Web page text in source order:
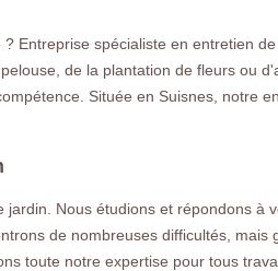
Entreprise spécialiste en entretien
de la plantation de fleurs ou
Située en Suisnes, notre
Nous étudions et répondons à
de nombreuses difficultés, mais
toute notre expertise pour tous